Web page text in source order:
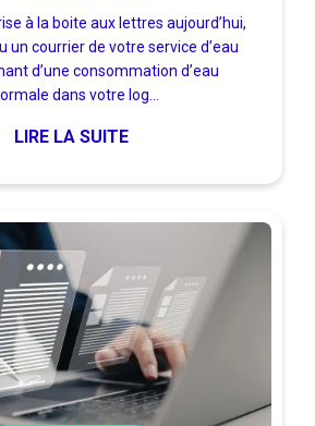
à la boite aux lettres aujourd’hui,
un courrier de votre service d’eau
d’une consommation d’eau
dans votre log...
LIRE LA SUITE